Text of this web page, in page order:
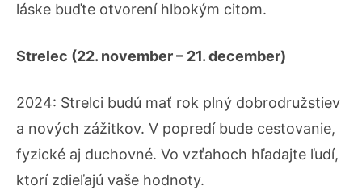
láske buďte otvorení hlbokým citom.
Strelec (22. november – 21. december)
2024: Strelci budú mať rok plný dobrodružstiev
a nových zážitkov. V popredí bude cestovanie,
fyzické aj duchovné. Vo vzťahoch hľadajte ľudí,
ktorí zdieľajú vaše hodnoty.